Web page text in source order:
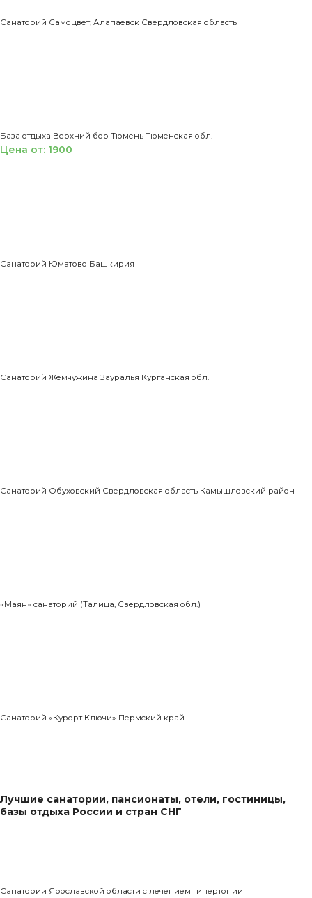
Санаторий Самоцвет, Алапаевск Свердловская область
База отдыха Верхний бор Тюмень Тюменская обл.
Цена от: 1900
Санаторий Юматово Башкирия
Санаторий Жемчужина Зауралья Курганская обл.
Санаторий Обуховский Свердловская область Камышловский район
«Маян» санаторий (Талица, Свердловская обл.)
Санаторий «Курорт Ключи» Пермский край
Лучшие санатории, пансионаты, отели, гостиницы,
базы отдыха России и стран СНГ
Санатории Ярославской области с лечением гипертонии